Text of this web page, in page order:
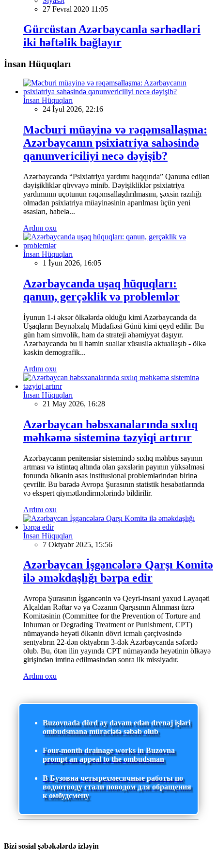
27 Fevral 2020 11:05
Gürcüstan Azərbaycanla sərhədləri
iki həftəlik bağlayır
İnsan Hüquqları
İnsan Hüquqları
24 İyul 2026, 22:16
Məcburi müayinə və rəqəmsallaşma:
Azərbaycanın psixiatriya sahəsində
qanunvericiliyi necə dəyişib?
Azərbaycanda “Psixiatriya yardımı haqqında” Qanuna edilən
dəyişikliklər qüvvəyə minib. Dəyişikliklər psixiatriya
yardımının uçotunun rəqəmsallaşdırılmasını, şəxsin razılığı
olmadan psixiatriya müayinəsinin aparılması üçün yeni
əsasları, habelə...
Ardını oxu
İnsan Hüquqları
1 İyun 2026, 16:05
Azərbaycanda uşaq hüquqları:
qanun, gerçəklik və problemlər
İyunun 1-i əksər ölkələrdə olduğu kimi Azərbaycanda da
Uşaqların Beynəlxalq Müdafiəsi Günü kimi qeyd edilir. Bu
gün həm simvolik, həm də strateji əhəmiyyət daşıyır.
Azərbaycanda bu il həmin suallar xüsusilə aktuallaşıb - ölkə
kəskin demografik...
Ardını oxu
İnsan Hüquqları
21 May 2026, 16:28
Azərbaycan həbsxanalarında sıxlıq
məhkəmə sisteminə təzyiqi artırır
Azərbaycanın penitensiar sistemində sıxlıq məhbus sayının
artması və istintaq altında olan şəxslərin payının yüksəlməsi
fonunda ölkənin əsas institusional problemlərindən birinə
çevrilir. Bu barədə Avropa Şurasının statistik hesabatlarında
və ekspert qiymətləndirmələrində bildirilir.
Ardını oxu
İnsan Hüquqları
7 Oktyabr 2025, 15:56
Azərbaycan İşgəncələrə Qarşı Komitə
ilə əməkdaşlığı bərpa edir
Avropa Şurasının İşgəncənin və Qeyri-insani yaxud Ləyaqəti
Alçaldan Rəftar və ya Cəzanın Qarşısının Alınması üzrə
Komitəsinin (Committee for the Prevention of Torture and
Inhuman or Degrading Treatment or Punishment, CPT)
nümayəndə heyəti ölkənin dövri icmalı çərçivəsində
sentyabrın 22-dən oktyabrın 3-dək Azərbaycanda səfərdə
olub. Bu, ötən ilin yayında CPT nümayəndə heyətinin ölkəyə
girişindən imtina edilməsindən sonra ilk missiyadır.
Ardını oxu
Buzovnada dörd ay davam edən drenaj işləri
ombudsmana müraciətə səbəb olub
Four-month drainage works in Buzovna
prompt an appeal to the ombudsman
В Бузовна четырехмесячные работы по
водоотводу стали поводом для обращения
к омбудсмену
Bizi sosial şəbəkələrdə izləyin